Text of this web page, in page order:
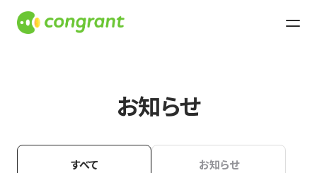
お知らせ
すべて お知らせ